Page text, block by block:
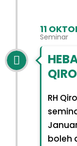
11
Seminar
RH
boleh